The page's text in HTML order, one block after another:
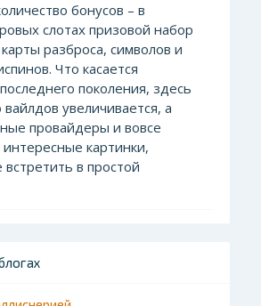
бонусов – в
слотах призовой набор
разброса, символов и
Что касается
поколения, здесь
вайлдов увеличивается, а
провайдеры и вовсе
картинки,
в простой